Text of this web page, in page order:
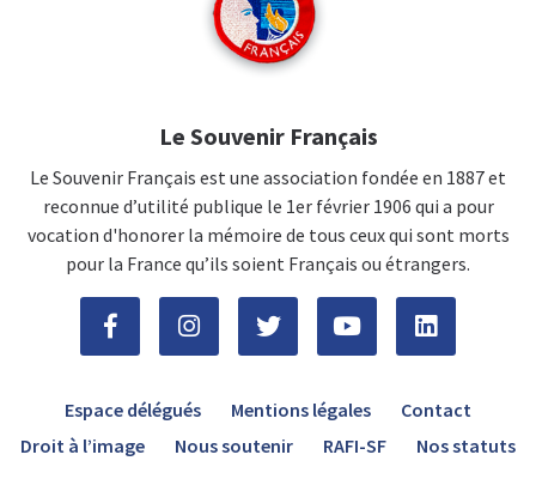
Le Souvenir Français
Le Souvenir Français est une association fondée en 1887 et
reconnue d’utilité publique le 1er février 1906 qui a pour
vocation d'honorer la mémoire de tous ceux qui sont morts
pour la France qu’ils soient Français ou étrangers.
Espace délégués Mentions légales
Contact
Droit à l’image
Nous soutenir RAFI-SF Nos statuts